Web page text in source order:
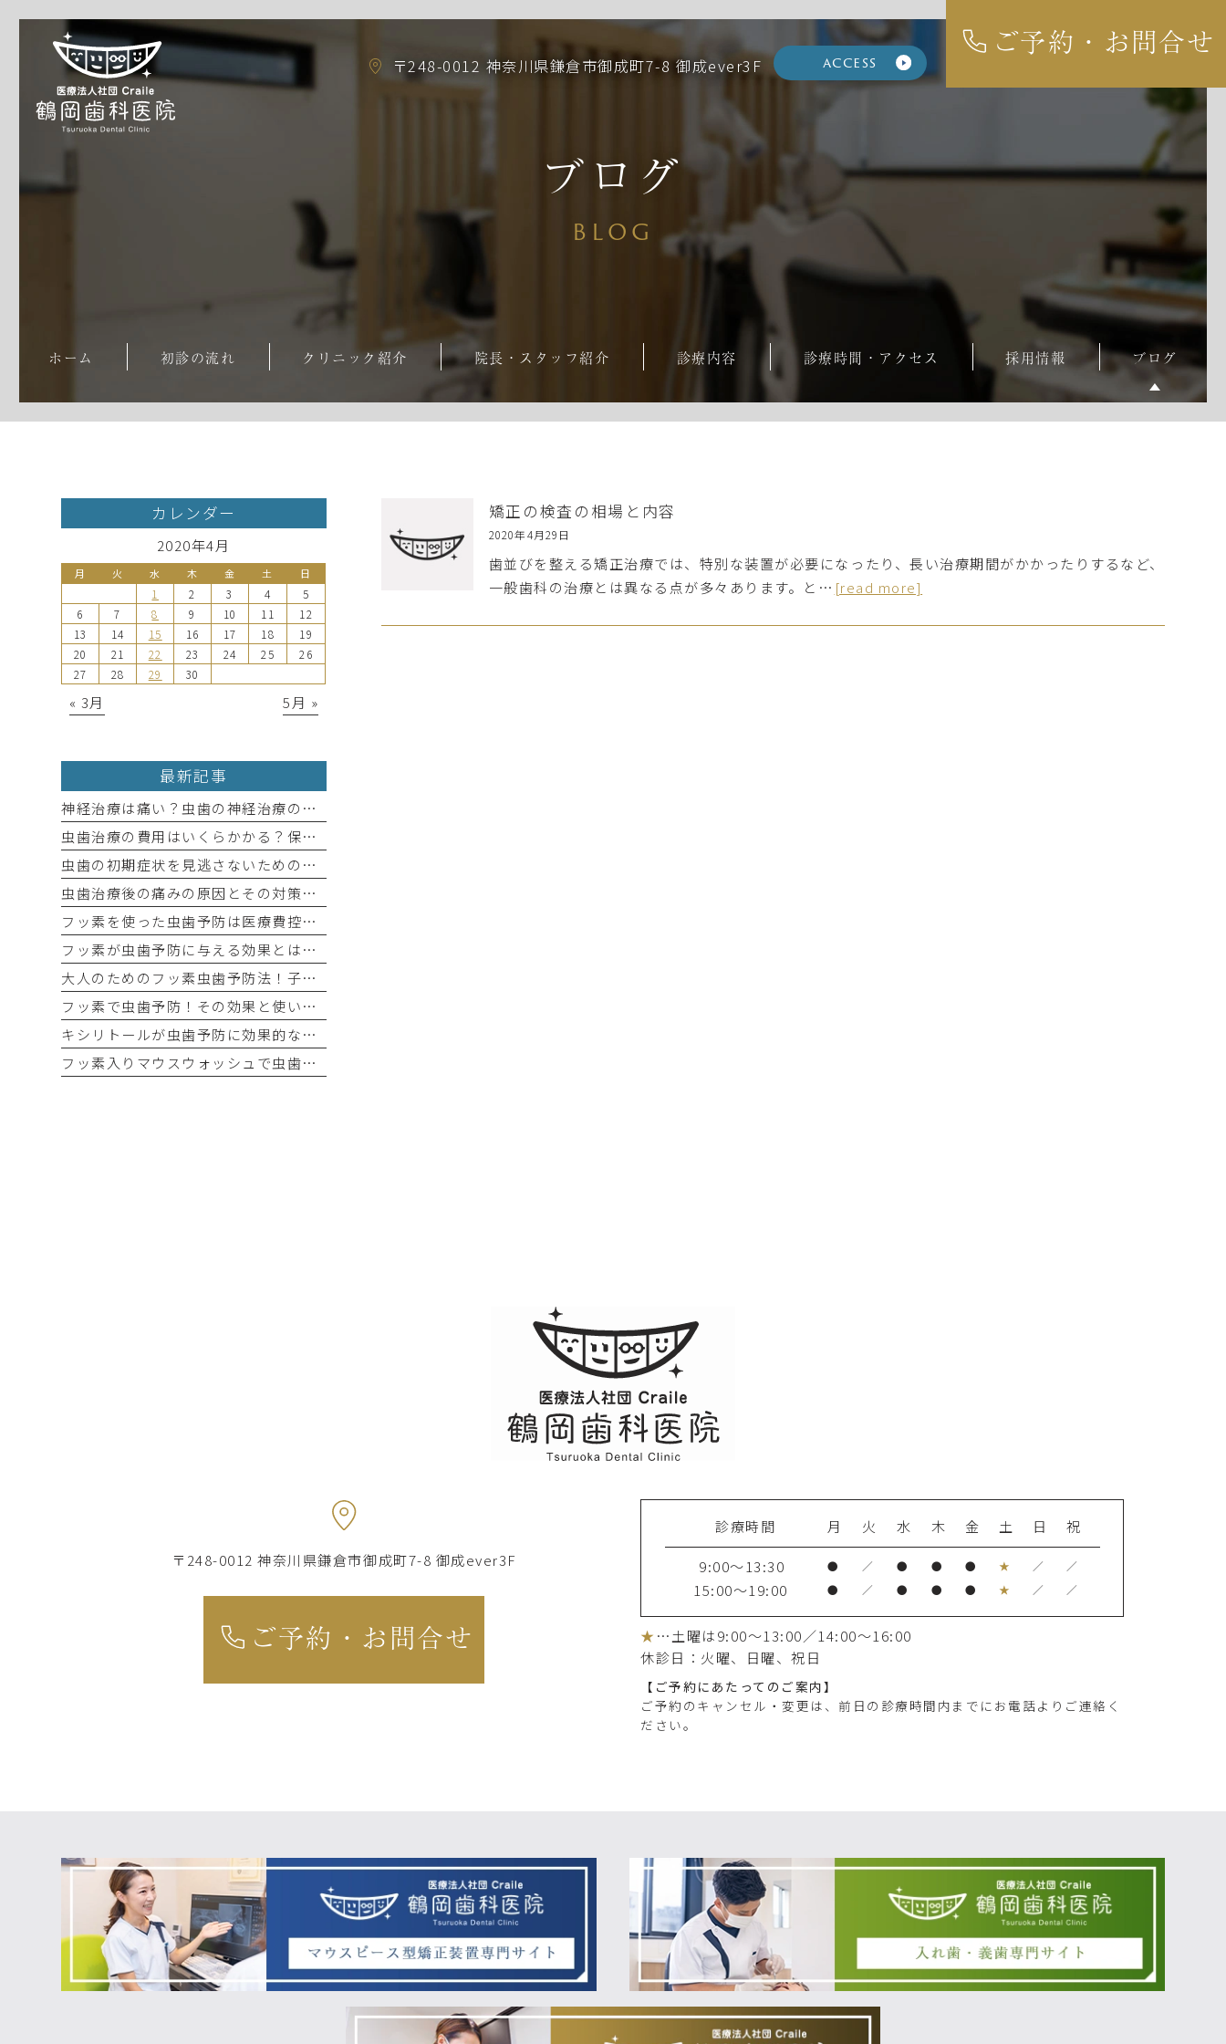
〒248-0012 神奈川県鎌倉市御成町7-8 御成ever3F access
ご予約・お問合せ
ブログ
BLOG
ホーム 初診の流れ クリニック紹介 院長・スタッフ紹介 診療内容 診療時間・アクセス 採用情報 ブログ
矯正の検査の相場と内容
2020年4月29日
歯並びを整える矯正治療では、特別な装置が必要になったり、長い治療期間がかかったりするなど、
一般歯科の治療とは異なる点が多々あります。と… [read more]
カレンダー
2020年4月
月 火 水 木 金 土 日
1 2 3 4
5
6
7 8 9 10 11
12
13
14 15 16 17 18
19
20
21 22 23 24 25
26
27
28 29 30
« 3月 5月 »
最新記事
神経治療は痛い？虫歯の神経治療の実態と痛み軽減法
虫歯治療の費用はいくらかかる？保険適用と自費治療の違い
虫歯の初期症状を見逃さないためのチェックポイント
虫歯治療後の痛みの原因とその対策方法を解説
フッ素を使った虫歯予防は医療費控除の対象になる？最新情報をチェック！
フッ素が虫歯予防に与える効果とは？科学的根拠を解説！
大人のためのフッ素虫歯予防法！子ども用と何が違う？
フッ素で虫歯予防！その効果と使い方の完全ガイド
キシリトールが虫歯予防に効果的な理由とは？科学的な根拠を徹底解説！
フッ素入りマウスウォッシュで虫歯予防！選び方と使い方を解説
〒248-0012 神奈川県鎌倉市御成町7-8 御成ever3F
ご予約・お問合せ
診療時間 月 火 水 木 金 土 日
祝
9:00～13:30
● ／ ● ● ● ★ ／ ／
15:00～19:00 ● ／ ● ● ● ★ ／ ／
★ …土曜は9:00～13:00／14:00～16:00
休診日：火曜、日曜、祝日
【ご予約にあたってのご案内】
ご予約のキャンセル・変更は、前日の診療時間内までにお電話よりご連絡く
ださい。